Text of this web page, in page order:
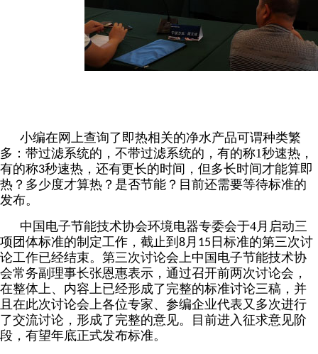
小编在网上查询了即热相关的净水产品可谓种类繁
多：带过滤系统的，不带过滤系统的，有的称1秒速热，
有的称3秒速热，还有更长的时间，但多长时间才能算即
热？多少度才算热？是否节能？目前还需要等待标准的
发布。
中国电子节能技术协会环境电器专委会于4月启动三
项团体标准的制定工作，截止到 8月 15 日标准的第三次讨
论工作已经结束。第三次讨论会上中国电子节能技术协
会常务副理事长张恩惠表示，通过召开前两次讨论会，
在整体上、内容上已经形成了完整的标准讨论三稿，并
且在此次讨论会上各位专家、参编企业代表又多次进行
了交流讨论，形成了完整的意见。目前进入征求意见阶
段，有望年底正式发布标准。